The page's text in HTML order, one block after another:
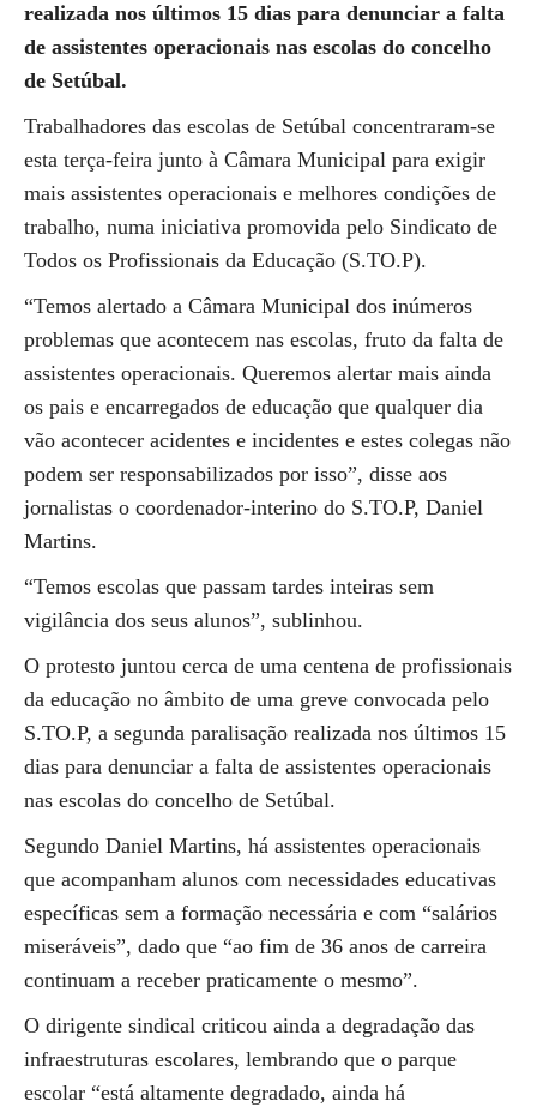
realizada nos últimos 15 dias para denunciar a falta
de assistentes operacionais nas escolas do concelho
de Setúbal.
Trabalhadores das escolas de Setúbal concentraram-se
esta terça-feira junto à Câmara Municipal para exigir
mais assistentes operacionais e melhores condições de
trabalho, numa iniciativa promovida pelo Sindicato de
Todos os Profissionais da Educação (S.TO.P).
“Temos alertado a Câmara Municipal dos inúmeros
problemas que acontecem nas escolas, fruto da falta de
assistentes operacionais. Queremos alertar mais ainda
os pais e encarregados de educação que qualquer dia
vão acontecer acidentes e incidentes e estes colegas não
podem ser responsabilizados por isso”, disse aos
jornalistas o coordenador-interino do S.TO.P, Daniel
Martins.
“Temos escolas que passam tardes inteiras sem
vigilância dos seus alunos”, sublinhou.
O protesto juntou cerca de uma centena de profissionais
da educação no âmbito de uma greve convocada pelo
S.TO.P, a segunda paralisação realizada nos últimos 15
dias para denunciar a falta de assistentes operacionais
nas escolas do concelho de Setúbal.
Segundo Daniel Martins, há assistentes operacionais
que acompanham alunos com necessidades educativas
específicas sem a formação necessária e com “salários
miseráveis”, dado que “ao fim de 36 anos de carreira
continuam a receber praticamente o mesmo”.
O dirigente sindical criticou ainda a degradação das
infraestruturas escolares, lembrando que o parque
escolar “está altamente degradado, ainda há